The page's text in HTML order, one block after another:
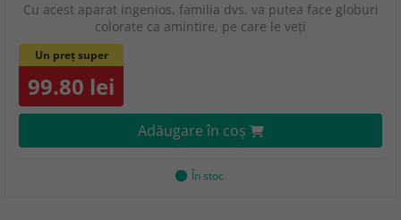
Cu acest aparat ingenios, familia dvs. va putea face globuri
colorate ca amintire, pe care le veți
Un preț super
99.80 lei
Adăugare în coş
În stoc